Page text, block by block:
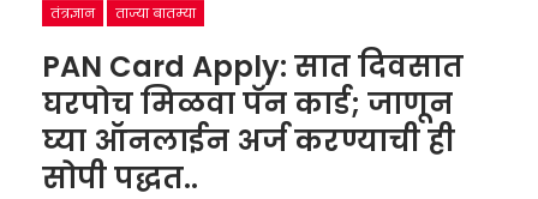
तंत्रज्ञान ताज्या बातम्या
PAN Card Apply: सात दिवसात
घरपोच मिळवा पॅन कार्ड; जाणून
घ्या ऑनलाईन अर्ज करण्याची ही
सोपी पद्धत..